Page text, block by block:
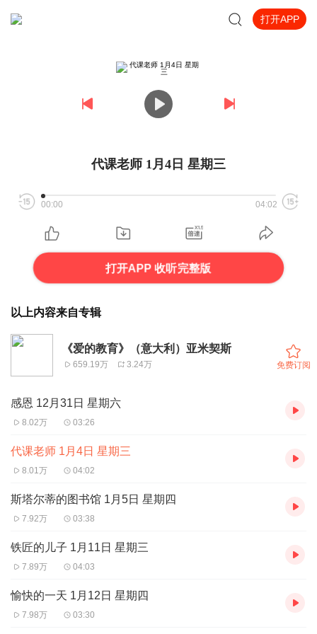
打开APP
代课老师 1月4日 星期三
00:00 04:02
打开APP 收听完整版
以上内容来自专辑
《爱的教育》（意大利）亚米契斯
659.19万 3.24万 免费订阅
感恩 12月31日 星期六
8.02万 03:26
代课老师 1月4日 星期三
8.01万 04:02
斯塔尔蒂的图书馆 1月5日 星期四
7.92万 03:38
铁匠的儿子 1月11日 星期三
7.89万 04:03
愉快的一天 1月12日 星期四
7.98万 03:30